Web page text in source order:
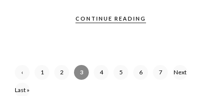
CONTINUE READING
‹
Previ
1 2 3 4 5 6 7
Next
Last »